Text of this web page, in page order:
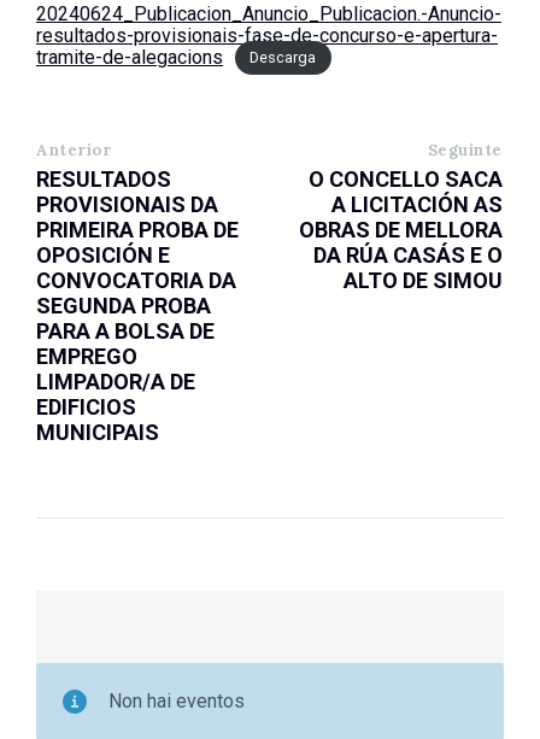
20240624_Publicacion_Anuncio_Publicacion.-Anuncio-
resultados-provisionais-fase-de-concurso-e-apertura-
tramite-de-alegacions
Descarga
Anterior
RESULTADOS
PROVISIONAIS DA
PRIMEIRA PROBA DE
OPOSICIÓN E
CONVOCATORIA DA
SEGUNDA PROBA
PARA A BOLSA DE
EMPREGO
LIMPADOR/A DE
EDIFICIOS
MUNICIPAIS
Seguinte
O CONCELLO SACA
A LICITACIÓN AS
OBRAS DE MELLORA
DA RÚA CASÁS E O
ALTO DE SIMOU
Non hai eventos